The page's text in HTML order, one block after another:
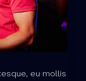
eu mollis